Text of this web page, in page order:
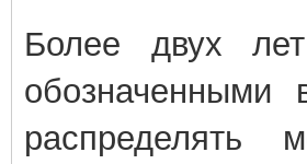
Более двух
обозначенными